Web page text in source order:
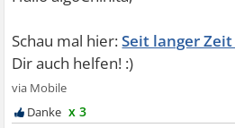
Seit langer
x 3